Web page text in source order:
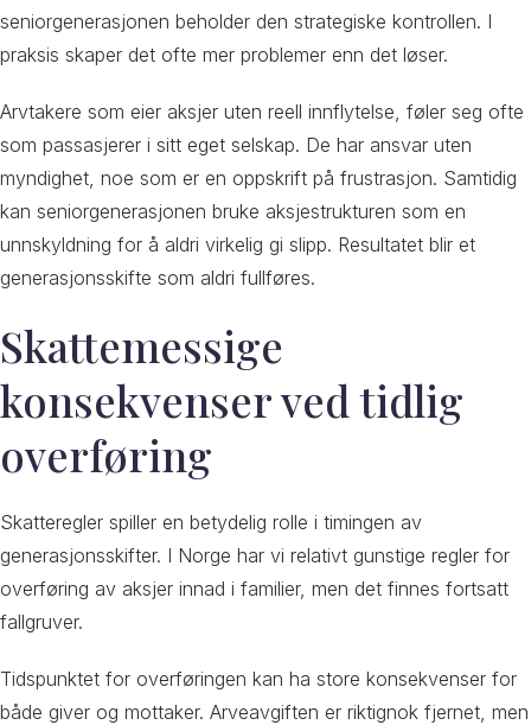
seniorgenerasjonen beholder den strategiske kontrollen. I
praksis skaper det ofte mer problemer enn det løser.
Arvtakere som eier aksjer uten reell innflytelse, føler seg ofte
som passasjerer i sitt eget selskap. De har ansvar uten
myndighet, noe som er en oppskrift på frustrasjon. Samtidig
kan seniorgenerasjonen bruke aksjestrukturen som en
unnskyldning for å aldri virkelig gi slipp. Resultatet blir et
generasjonsskifte som aldri fullføres.
Skattemessige
konsekvenser ved tidlig
overføring
Skatteregler spiller en betydelig rolle i timingen av
generasjonsskifter. I Norge har vi relativt gunstige regler for
overføring av aksjer innad i familier, men det finnes fortsatt
fallgruver.
Tidspunktet for overføringen kan ha store konsekvenser for
både giver og mottaker. Arveavgiften er riktignok fjernet, men